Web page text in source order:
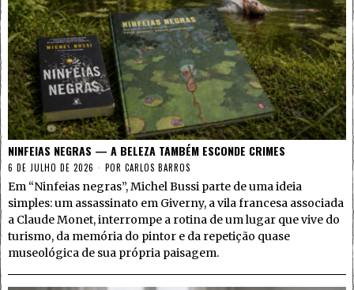
NINFEIAS NEGRAS — A BELEZA TAMBÉM ESCONDE CRIMES
6 DE JULHO DE 2026 POR CARLOS BARROS
Em “Ninfeias negras”, Michel Bussi parte de uma ideia
simples: um assassinato em Giverny, a vila francesa associada
a Claude Monet, interrompe a rotina de um lugar que vive do
turismo, da memória do pintor e da repetição quase
museológica de sua própria paisagem.